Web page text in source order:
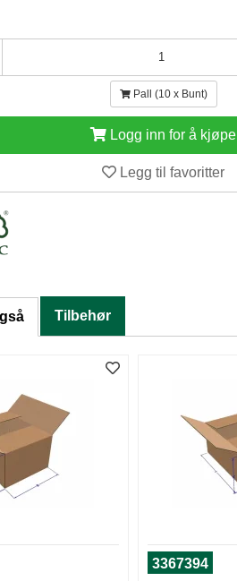
Pall (10 x Bunt)
Logg inn for å kjøpe
Legg til favoritter
Tilbehør
3367394